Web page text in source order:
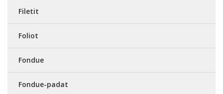
Filetit
Foliot
Fondue
Fondue-padat